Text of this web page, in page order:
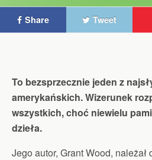
Share Tweet
To bezsprzecznie jeden z
amerykańskich. Wizerunek
wszystkich, choć niewielu
dzieła.
Jego autor, Grant Wood, należał